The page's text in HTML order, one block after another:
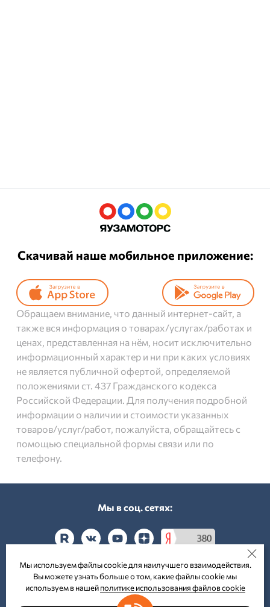
Скачивай наше мобильное приложение:
Обращаем внимание, что данный интернет-сайт, а
также вся информация о товарах/услугах/работах и
ценах, представленная на нём, носит исключительно
информационный характер и ни при каких условиях
не является публичной офертой, определяемой
положениями ст. 437 Гражданского кодекса
Российской Федерации. Для получения подробной
информации о наличии и стоимости указанных
товаров/услуг/работ, пожалуйста, обращайтесь с
помощью специальной формы связи или по
телефону.
Принимаем к оплате:
Мы в соц. cетях:
Мы используем файлы cookie для наилучшего взаимодействия.
Вы можете узнать больше о том, какие файлы cookie мы
используем в нашейполитике использования файлов cookie